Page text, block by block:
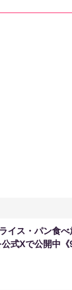
イス・パン食
式Xで公開中《